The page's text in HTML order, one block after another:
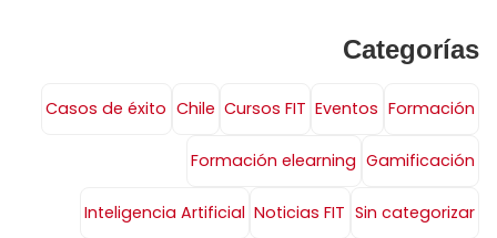
Categorías
Casos de éxito Chile Cursos FIT Eventos Formación
Formación elearning Gamificación
Inteligencia Artificial Noticias FIT Sin categorizar